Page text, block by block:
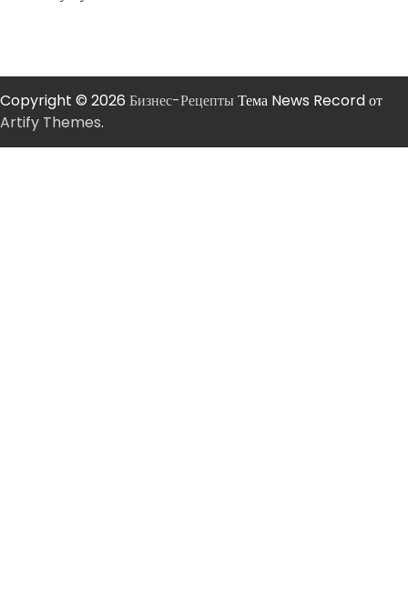
Copyright © 2026 Бизнес-РецептыТема News Record от
Artify Themes.